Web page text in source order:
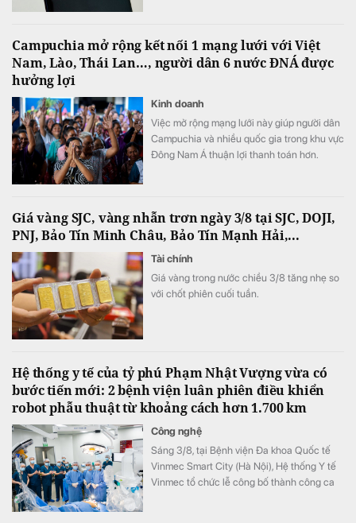
Campuchia mở rộng kết nối 1 mạng lưới với Việt
Nam, Lào, Thái Lan…, người dân 6 nước ĐNÁ được
hưởng lợi
Kinh doanh
Việc mở rộng mạng lưới này giúp người dân
Campuchia và nhiều quốc gia trong khu vực
Đông Nam Á thuận lợi thanh toán hơn.
Giá vàng SJC, vàng nhẫn trơn ngày 3/8 tại SJC, DOJI,
PNJ, Bảo Tín Minh Châu, Bảo Tín Mạnh Hải,...
Tài chính
Giá vàng trong nước chiều 3/8 tăng nhẹ so
với chốt phiên cuối tuần.
Hệ thống y tế của tỷ phú Phạm Nhật Vượng vừa có
bước tiến mới: 2 bệnh viện luân phiên điều khiển
robot phẫu thuật từ khoảng cách hơn 1.700 km
Công nghệ
Sáng 3/8, tại Bệnh viện Đa khoa Quốc tế
Vinmec Smart City (Hà Nội), Hệ thống Y tế
Vinmec tổ chức lễ công bố thành công ca